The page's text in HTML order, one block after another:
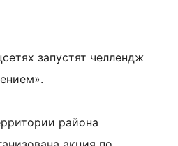
запустят челлендж
района